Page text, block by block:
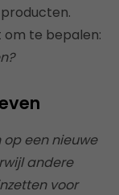
te bepalen:
een nieuwe
andere
voor